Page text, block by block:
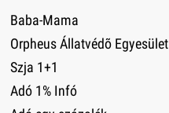
Baba-Mama
Orpheus Állatvédõ Egyesület
Szja 1+1
Adó 1% Infó